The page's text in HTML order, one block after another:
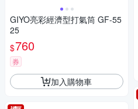
GIYO亮彩經濟型打氣筒 GF-55
25
$760
券
加入購物車